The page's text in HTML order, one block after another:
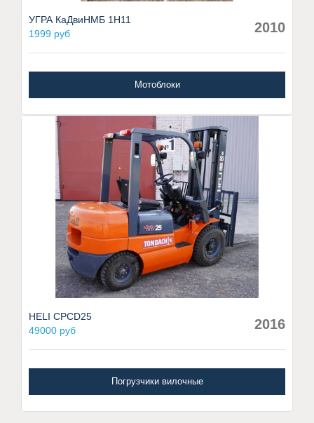
УГРА КаДвиНМБ 1Н11
1999 руб
2010
Мотоблоки
HELI CPCD25
49000 руб
2016
Погрузчики вилочные